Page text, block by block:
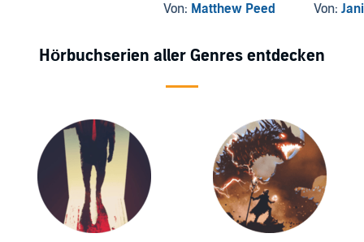
Von: Matthew Peed
Von:
Hörbuchserien aller Genres entdecken